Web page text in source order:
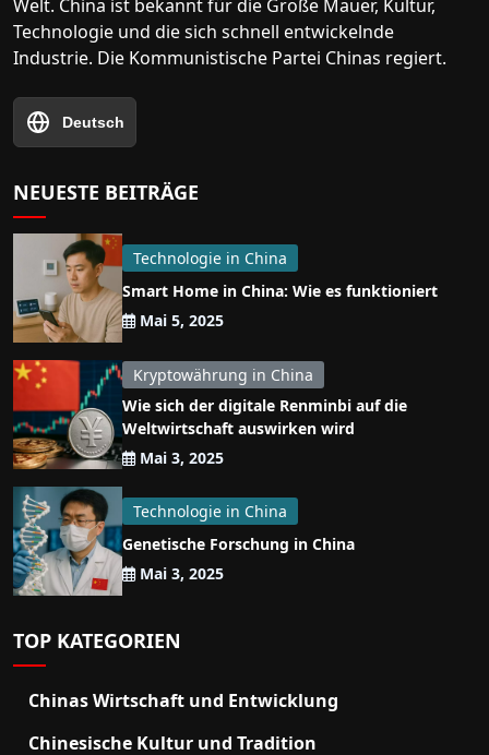
Welt. China ist bekannt für die Große Mauer, Kultur,
Technologie und die sich schnell entwickelnde
Industrie. Die Kommunistische Partei Chinas regiert.
Deutsch
NEUESTE BEITRÄGE
Technologie in China
Smart Home in China: Wie es funktioniert
Mai 5, 2025
Kryptowährung in China
Wie sich der digitale Renminbi auf die
Weltwirtschaft auswirken wird
Mai 3, 2025
Technologie in China
Genetische Forschung in China
Mai 3, 2025
TOP KATEGORIEN
Chinas Wirtschaft und Entwicklung
Chinesische Kultur und Tradition